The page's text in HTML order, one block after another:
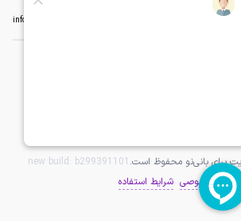
info@baninopc.com
برای بانی‌نو محفوظ است. new build: b299391101
حریم خصوصی شرایط استفاده